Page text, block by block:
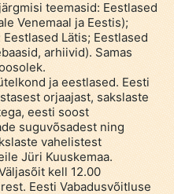
teemasid: Eestlased
Venemaal ja Eestis);
Lätis; Eestlased
arhiivid). Samas
ja eestlased. Eesti
orjaajast, sakslaste
eesti soost
suguvõsadest ning
vahelistest
Jüri Kuuskemaa.
kell 12.00
Eesti Vabadusvõitluse